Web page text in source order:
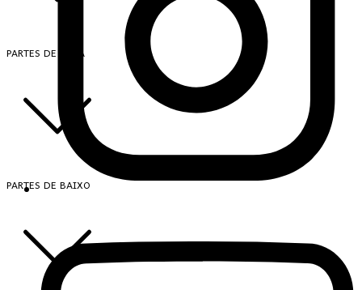
PARTES DE CIMA
PARTES DE BAIXO